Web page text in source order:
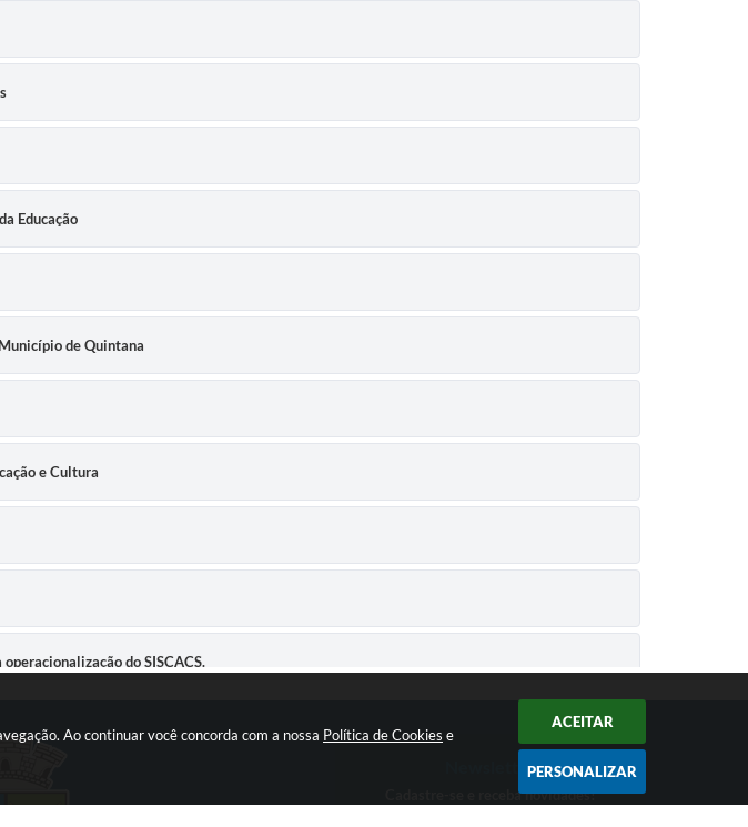
Ao continuar você concorda com a nossa Política de Cookies e
ACEITAR
PERSONALIZAR
Educação
de Quintana
e Cultura
do SISCACS.
Newsletter
Cadastre-se e receba novidades!